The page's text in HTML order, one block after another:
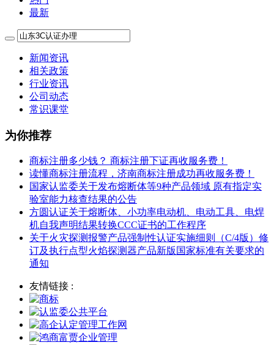
最新
新闻资讯
相关政策
行业资讯
公司动态
常识课堂
为你推荐
商标注册多少钱？ 商标注册下证再收服务费！
读懂商标注册流程，济南商标注册成功再收服务费！
国家认监委关于发布熔断体等9种产品领域 原有指定实
验室能力核查结果的公告
方圆认证关于熔断体、小功率电动机、电动工具、电焊
机自我声明结果转换CCC证书的工作程序
关于火灾探测报警产品强制性认证实施细则（C/4版）修
订及执行点型火焰探测器产品新版国家标准有关要求的
通知
友情链接 :